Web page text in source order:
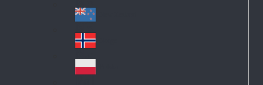
A
me
ric
a
the
rla
nd
s
Ne
w
Ze
ala
No
rw
Pol